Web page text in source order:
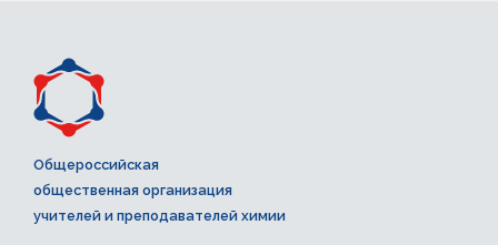
Общероссийская
общественная организация
учителей и преподавателей химии